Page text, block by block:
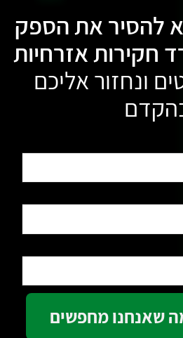
להסיר את הספק
חקירות אזרחיות
ונחזור אליכם